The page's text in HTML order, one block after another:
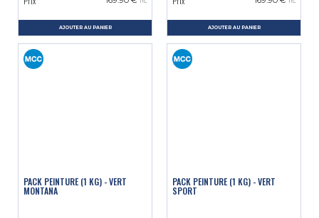
TTC
AJOUTER AU PANIER
TTC
AJOUTER AU PANIER
PACK PEINTURE (1 KG) - VERT
MONTANA
PACK PEINTURE (1 KG) - VERT
SPORT